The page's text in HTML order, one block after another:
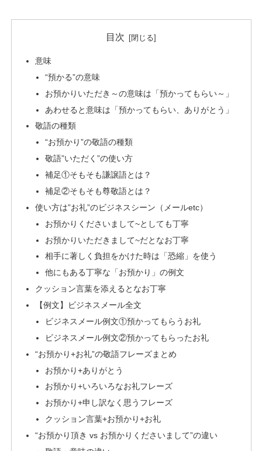
目次
意味
“預かる”の意味
お預かりいただき～の意味は「預かってもらい～」
あわせると意味は「預かってもらい、ありがとう」
敬語の種類
“お預かり”の敬語の種類
敬語”いただく”の使い方
補足①そもそも謙譲語とは？
補足②そもそも尊敬語とは？
使い方は”お礼”のビジネスシーン（メールetc）
お預かりくださいまして~としても丁寧
お預かりいただきまして~だとなお丁寧
相手に著しく負担をかけた時は「恐縮」を使う
他にもある丁寧な「お預かり」の例文
クッション言葉を添えるとなお丁寧
【例文】ビジネスメール全文
ビジネスメール例文①預かってもらうお礼
ビジネスメール例文②預かってもらったお礼
“お預かり+お礼”の敬語フレーズまとめ
お預かり+ありがとう
お預かり+いろいろなお礼フレーズ
お預かり+申し訳なく思うフレーズ
クッション言葉+お預かり+お礼
“お預かり頂き vs お預かりくださいまして”の違い